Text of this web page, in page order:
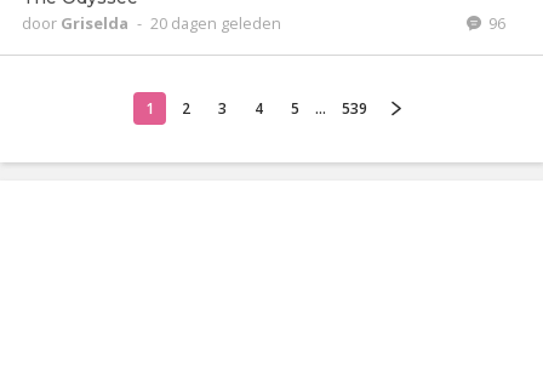
door Griselda - 20 dagen geleden 96
1 2 3 4 5 ... 539